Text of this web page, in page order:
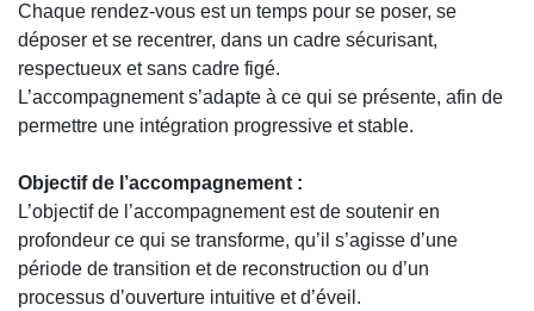
Chaque rendez-vous est un temps pour se poser, se
déposer et se recentrer, dans un cadre sécurisant,
respectueux et sans cadre figé.
L’accompagnement s’adapte à ce qui se présente, afin de
permettre une intégration progressive et stable.
Objectif de l’accompagnement :
L’objectif de l’accompagnement est de soutenir en
profondeur ce qui se transforme, qu’il s’agisse d’une
période de transition et de reconstruction ou d’un
processus d’ouverture intuitive et d’éveil.